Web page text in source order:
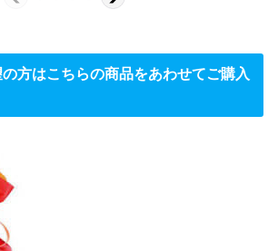
方はこちらの商品をあわせてご購入